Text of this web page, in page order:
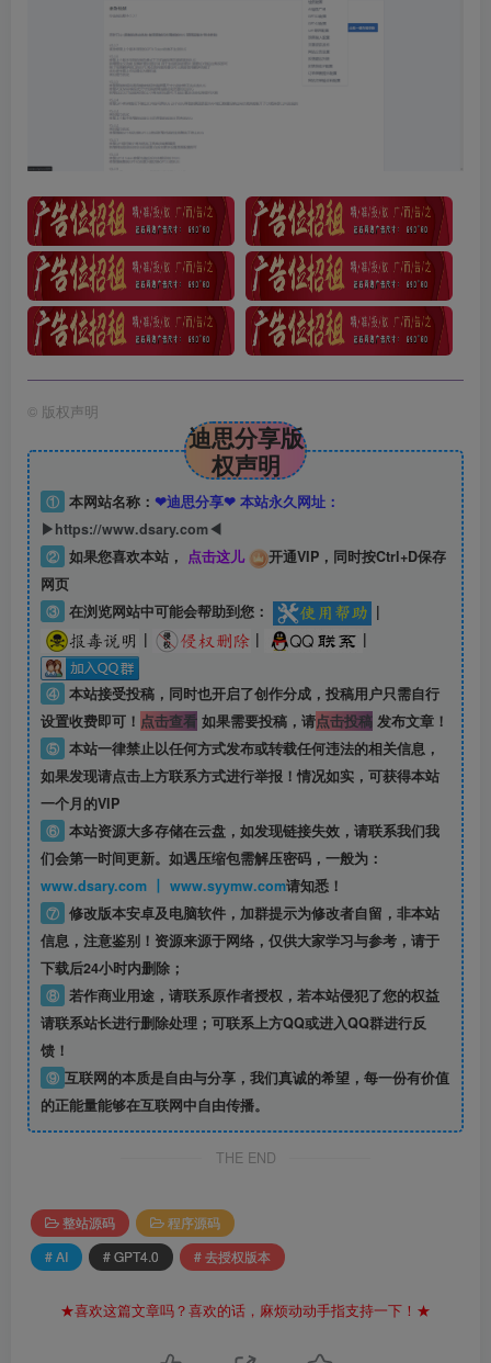
© 版权声明
迪思分享版
权声明
① 本网站名称： ❤迪思分享❤ 本站永久网址：
▶https://www.dsary.com◀
② 如果您喜欢本站， 点击这儿
开通VIP，同时按Ctrl+D保存
网页
③ 在浏览网站中可能会帮助到您：
|
|
| |
④ 本站接受投稿，同时也开启了创作分成，投稿用户只需自行
设置收费即可！ 点击查看如果需要投稿，请点击投稿发布文章！
⑤ 本站一律禁止以任何方式发布或转载任何违法的相关信息，
如果发现请点击上方联系方式进行举报！情况如实，可获得本站
一个月的VIP
⑥ 本站资源大多存储在云盘，如发现链接失效，请联系我们我
们会第一时间更新。如遇压缩包需解压密码，一般为：
www.dsary.com 丨 www.syymw.com请知悉！
⑦ 修改版本安卓及电脑软件，加群提示为修改者自留， 非本站
信息，注意鉴别！资源来源于网络，仅供大家学习与参考，请于
下载后24小时内删除；
⑧ 若作商业用途，请联系原作者授权，若本站侵犯了您的权益
请联系站长进行删除处理；可联系上方QQ或进入QQ群进行反
馈！
⑨ 互联网的本质是自由与分享，我们真诚的希望，每一份有价值
的正能量能够在互联网中自由传播。
THE END
整站源码
程序源码
# AI
# GPT4.0 # 去授权版本
★喜欢这篇文章吗？喜欢的话，麻烦动动手指支持一下！★